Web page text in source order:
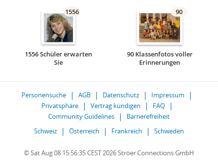
1556
1556 Schüler erwarten
Sie
90
90 Klassenfotos voller
Erinnerungen
Personensuche AGB Datenschutz
Impressum
Privatsphäre
Vertrag kündigen
FAQ
Community Guidelines
Barrierefreiheit
Schweiz
Österreich Frankreich Schweden
© Sat Aug 08 15:56:35 CEST 2026 Ströer Connections GmbH